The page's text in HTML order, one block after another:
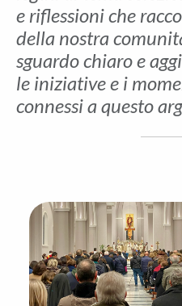
e riflessioni che
della nostra
sguardo chiaro e
le iniziative e i
connessi a questo